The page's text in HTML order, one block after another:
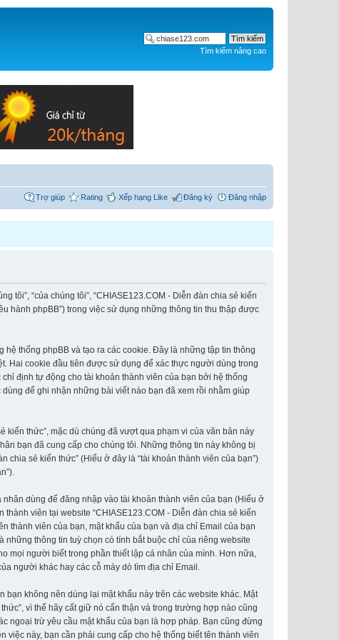
Tìm kiếm nâng cao
Trợ giúp Rating Xếp hạng Like Đăng ký Đăng nhập
tôi”, “của chúng tôi”, “CHIASE123.COM - Diễn đàn chia sẻ kiến
hành phpBB”) trong việc sử dụng những thông tin thu thập được
thống phpBB và tạo ra các cookie. Đây là những tập tin thông
Hai cookie đầu tiên được sử dụng để xác thực người dùng trong
định tự động cho tài khoản thành viên của bạn bởi hệ thống
để ghi nhận những bài viết nào bạn đã xem rồi nhằm giúp
kiến thức”, mặc dù chúng đã vượt qua phạm vi của văn bản này
bạn đã cung cấp cho chúng tôi. Những thông tin này không bị
chia sẻ kiến thức” (Hiểu ở đây là “tài khoản thành viên của bạn”)
dùng để đăng nhập vào tài khoản thành viên của bạn (Hiểu ở
viên tại website “CHIASE123.COM - Diễn đàn chia sẻ kiến
thành viên của bạn, mật khẩu của bạn và địa chỉ Email của bạn
thông tin tuỳ chọn có tính bắt buộc chỉ của riêng website
mọi người biết trong phần thiết lập cá nhân của mình. Hơn nữa,
người khác hay các cỗ máy dò tìm địa chỉ Email.
không nên dùng lại mật khẩu này trên các website khác. Mật
vì thế hãy cất giữ nó cẩn thận và trong trường hợp nào cũng
ngoại trừ yêu cầu mật khẩu của bạn là hợp pháp. Bạn cũng đừng
việc này, bạn cần phải cung cấp cho hệ thống biết tên thành viên